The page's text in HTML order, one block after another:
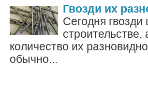
Гвозди их
Сегодня
количество их
обычно...